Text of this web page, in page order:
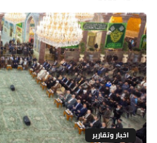
اخبار وتقارير